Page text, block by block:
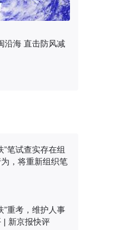
沿海 直击防风减
”笔试查实存在组
，将重新组织笔
”重考，维护人事
| 新京报快评